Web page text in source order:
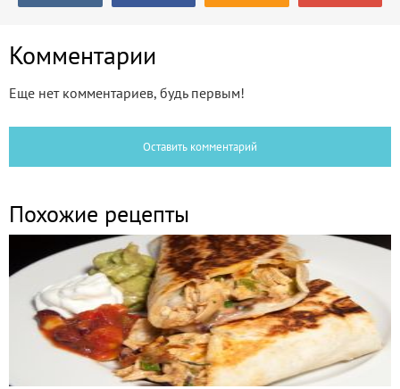
Комментарии
Еще нет комментариев, будь первым!
Оставить комментарий
Похожие рецепты